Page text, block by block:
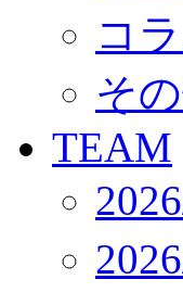
パートナー
クラブ理念
サステナビ
Web制作支
応援プロジ
コ
そ
TEAM